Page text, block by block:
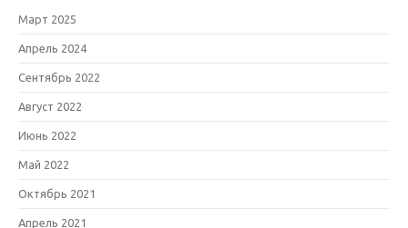
Март 2025
Апрель 2024
Сентябрь 2022
Август 2022
Июнь 2022
Май 2022
Октябрь 2021
Апрель 2021